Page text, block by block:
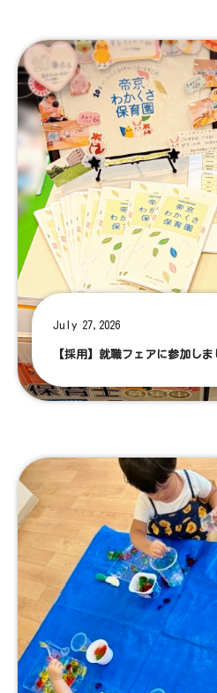
July 27,2026
【採用】就職フェアに参加し